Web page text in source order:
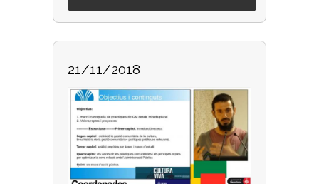
21/11/2018